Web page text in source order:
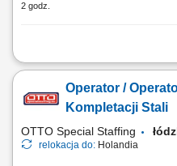
2 godz.
Twoje codzienne zadania
zamówienia na metalowe rury i
Umieszczaj produkty stalowe na
Operator /
Kompletacji Stali
OTTO Special Staffing
relokacja do: Holandia